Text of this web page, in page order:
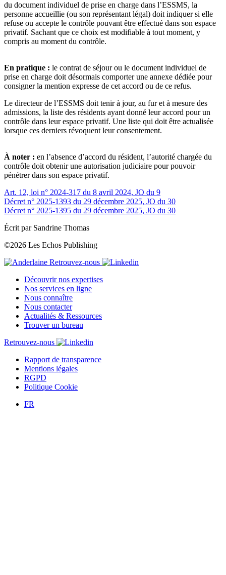
du document individuel de prise en charge dans l’ESSMS, la
personne accueillie (ou son représentant légal) doit indiquer si elle
refuse ou accepte le contrôle pouvant être effectué dans son espace
privatif. Sachant que ce choix est modifiable à tout moment, y
compris au moment du contrôle.
En pratique : le contrat de séjour ou le document individuel de
prise en charge doit désormais comporter une annexe dédiée pour
consigner la mention expresse de cet accord ou de ce refus.
Le directeur de l’ESSMS doit tenir à jour, au fur et à mesure des
admissions, la liste des résidents ayant donné leur accord pour un
contrôle dans leur espace privatif. Une liste qui doit être actualisée
lorsque ces derniers révoquent leur consentement.
À noter : en l’absence d’accord du résident, l’autorité chargée du
contrôle doit obtenir une autorisation judiciaire pour pouvoir
pénétrer dans son espace privatif.
Art. 12, loi n° 2024-317 du 8 avril 2024, JO du 9
Décret n° 2025-1393 du 29 décembre 2025, JO du 30
Décret n° 2025-1395 du 29 décembre 2025, JO du 30
Écrit par Sandrine Thomas
©2026 Les Echos Publishing
Retrouvez-nous
Découvrir nos expertises
Nos services en ligne
Nous connaître
Nous contacter
Actualités & Ressources
Trouver un bureau
Retrouvez-nous
Rapport de transparence
Mentions légales
RGPD
Politique Cookie
FR